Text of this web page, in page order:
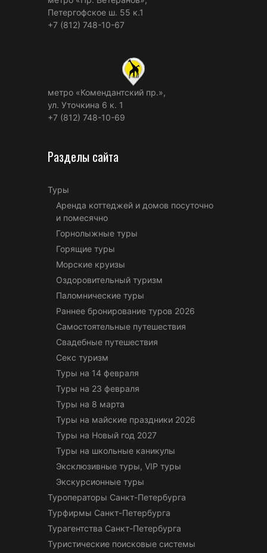
Петергофское ш. 55 к.1
+7 (812) 748-10-67
метро «Комендантский пр.»,
ул. Уточкина 6 к. 1
+7 (812) 748-10-69
Разделы сайта
Туры
Аренда коттеджей и домов посуточно
и помесячно
Горнолыжные туры
Горящие туры
Морские круизы
Оздоровительный туризм
Паломнические туры
Раннее бронирование туров 2026
Самостоятельные путешествия
Свадебные путешествия
Секс туризм
Туры на 14 февраля
Туры на 23 февраля
Туры на 8 марта
Туры на майские праздники 2026
Туры на Новый год 2027
Туры на школьные каникулы
Эксклюзивные туры, VIP туры
Экскурсионные туры
Туроператоры Санкт-Петербурга
Турфирмы Санкт-Петербурга
Турагентства Санкт-Петербурга
Туристические поисковые системы